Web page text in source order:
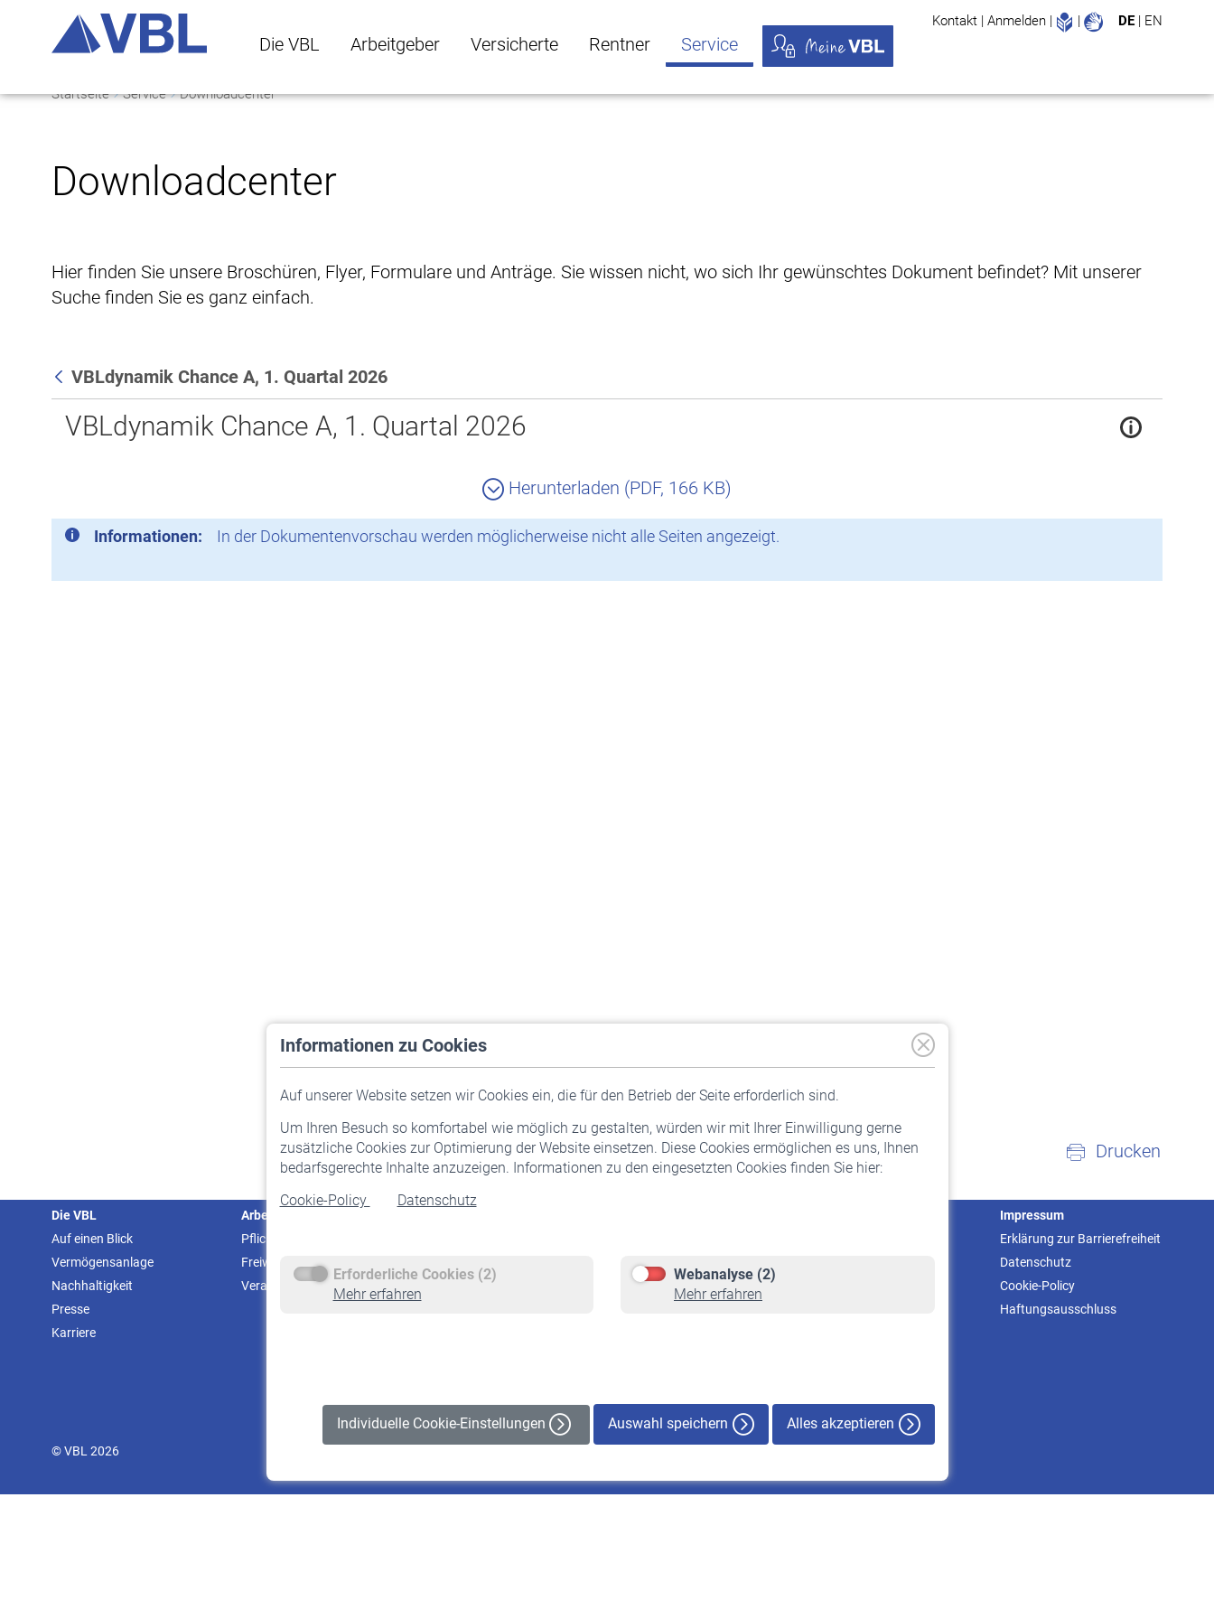
Die VBL Arbeitgeber Versicherte Rentner Service
Kontakt | Anmelden | Leichte Sprache
| DE | EN
Startseite Service Downloadcenter
Downloadcenter
Hier finden Sie unsere Broschüren, Flyer, Formulare und Anträge. Sie wissen nicht, wo sich Ihr gewünschtes Dokument befindet? Mit unserer
Suche finden Sie es ganz einfach.
Zurück
VBLdynamik Chance A, 1. Quartal 2026
VBLdynamik Chance A, 1. Quartal 2026
Herunterladen (PDF, 166 KB)
Informationen: In der Dokumentenvorschau werden möglicherweise nicht alle Seiten angezeigt.
Informationen zu Cookies
Auf unserer Website setzen wir Cookies ein, die für den Betrieb der Seite erforderlich sind.
Um Ihren Besuch so komfortabel wie möglich zu gestalten, würden wir mit Ihrer Einwilligung gerne
zusätzliche Cookies zur Optimierung der Website einsetzen. Diese Cookies ermöglichen es uns, Ihnen
bedarfsgerechte Inhalte anzuzeigen. Informationen zu den eingesetzten Cookies finden Sie hier:
Cookie-Policy
Datenschutz
Erforderliche Cookies (2)
Mehr erfahren
Webanalyse (2)
Mehr erfahren
Individuelle Cookie-Einstellungen Auswahl speichern Alles akzeptieren
Drucken
Die VBL
Auf einen Blick
Vermögensanlage
Nachhaltigkeit
Presse
Karriere
Arbeitgeber
Pflichtversicherung
Freiwillige Versicherung
Veranstaltungen
Staatliche Förderung
Rente beantragen
Rentenauszahlung
Impressum
Erklärung zur Barrierefreiheit
Datenschutz
Cookie-Policy
Haftungsausschluss
© VBL 2026